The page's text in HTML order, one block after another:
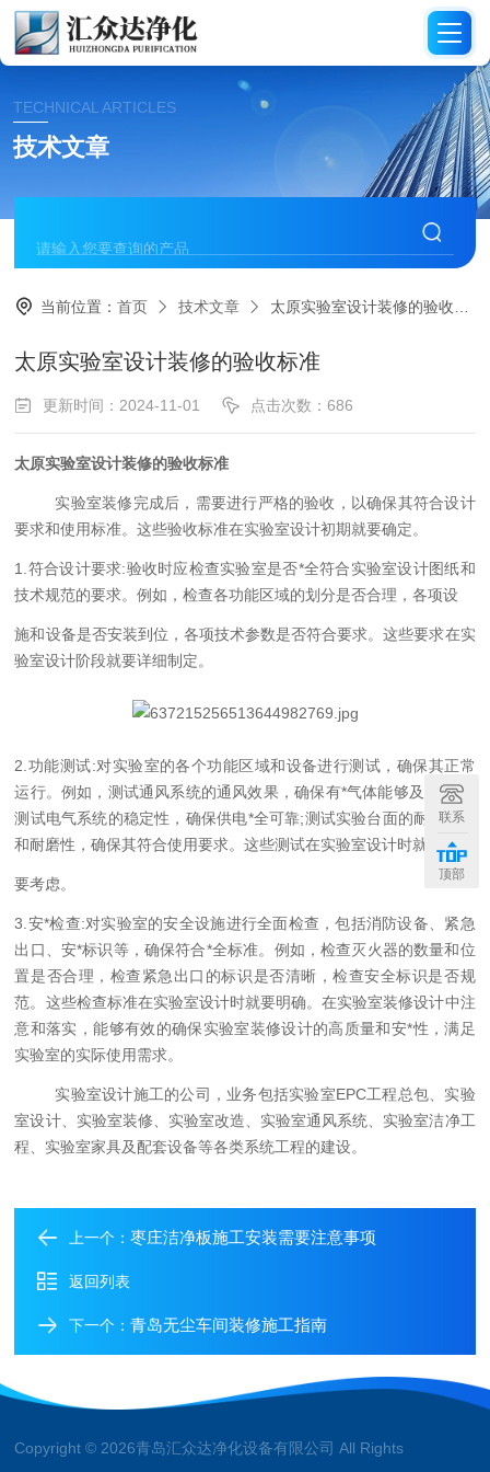
TECHNICAL ARTICLES
技术文章
当前位置：首页 技术文章 太原实验室设计装修的验收标准
太原实验室设计装修的验收标准
更新时间：2024-11-01 点击次数：686
太原实验室设计装修的验收标准
实验室装修完成后，需要进行严格的验收，以确保其符合设计
要求和使用标准。这些验收标准在实验室设计初期就要确定。
1.符合设计要求:验收时应检查实验室是否*全符合实验室设计图纸和
技术规范的要求。例如，检查各功能区域的划分是否合理，各项设
施和设备是否安装到位，各项技术参数是否符合要求。这些要求在实
验室设计阶段就要详细制定。
2.功能测试:对实验室的各个功能区域和设备进行测试，确保其正常
运行。例如，测试通风系统的通风效果，确保有*气体能够及时排出
测试电气系统的稳定性，确保供电*全可靠;测试实验台面的耐腐蚀性
和耐磨性，确保其符合使用要求。这些测试在实验室设计时就
要考虑。
3.安*检查:对实验室的安全设施进行全面检查，包括消防设备、紧急
出口、安*标识等，确保符合*全标准。例如，检查灭火器的数量和位
置是否合理，检查紧急出口的标识是否清晰，检查安全标识是否规
范。这些检查标准在实验室设计时就要明确。在实验室装修设计中注
意和落实，能够有效的确保实验室装修设计的高质量和安*性，满足
实验室的实际使用需求。
实验室设计施工的公司，业务包括实验室EPC工程总包、实验
室设计、实验室装修、实验室改造、实验室通风系统、实验室洁净工
程、实验室家具及配套设备等各类系统工程的建设。
上一个：枣庄洁净板施工安装需要注意事项
返回列表
下一个：青岛无尘车间装修施工指南
Copyright © 2026青岛汇众达净化设备有限公司 All Rights
联系
顶部